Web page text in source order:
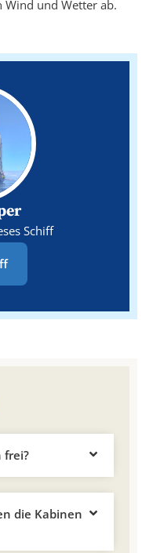
Wind und Wetter ab.
Schiff
frei?
die Kabinen